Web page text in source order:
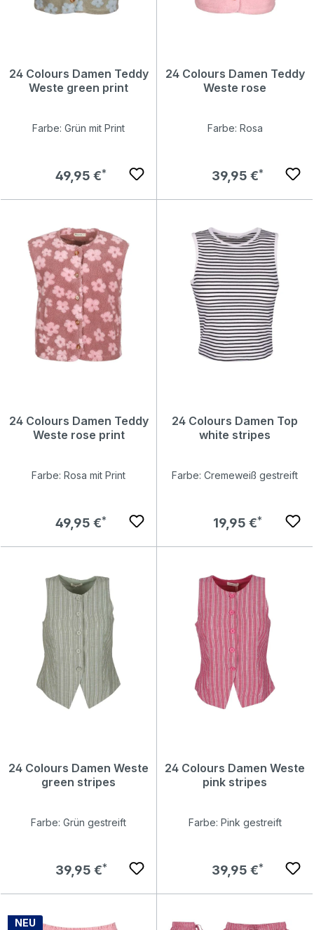
24 Colours Damen Teddy
Weste green print
Farbe: Grün mit Print
Regulärer Preis:
49,95 €
24 Colours Damen Teddy
Weste rose
Farbe: Rosa
Regulärer Preis:
39,95 €
24 Colours Damen Teddy
Weste rose print
Farbe: Rosa mit Print
Regulärer Preis:
49,95 €
24 Colours Damen Top
white stripes
Farbe: Cremeweiß gestreift
Regulärer Preis:
19,95 €
24 Colours Damen Weste
green stripes
Farbe: Grün gestreift
Regulärer Preis:
39,95 €
24 Colours Damen Weste
pink stripes
Farbe: Pink gestreift
Regulärer Preis:
39,95 €
NEU